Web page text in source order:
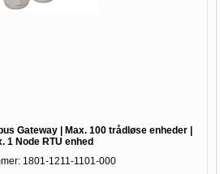
Gateway | Max. 100 trådløse enheder |
1 Node RTU enhed
1801-1211-1101-000